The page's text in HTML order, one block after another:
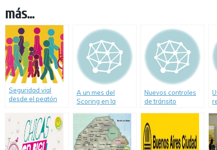
más...
Seguridad vial
desde el peatón
A un mes del
Scoring en la
Nuevos controles
de tránsito